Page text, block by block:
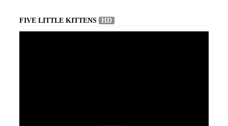
FIVE LITTLE KITTENS HD